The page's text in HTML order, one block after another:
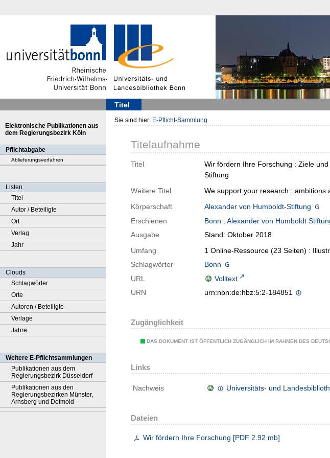
Titel
Elektronische Publikationen aus
dem Regierungsbezirk Köln
Pflichtabgabe
Ablieferungsverfahren
Listen
Titel
Autor / Beteiligte
Ort
Verlag
Jahr
Clouds
Schlagwörter
Orte
Autoren / Beteiligte
Verlage
Jahre
Weitere E-Pflichtsammlungen
Publikationen aus dem
Regierungsbezirk Düsseldorf
Publikationen aus den
Regierungsbezirken Münster,
Arnsberg und Detmold
Sie sind hier: E-Pflicht-Sammlung
Titelaufnahme
Titel
Wir fördern Ihre Forschung : Ziele
Stiftung
Weitere Titel
We support your research : ambitions
Körperschaft
Alexander von Humboldt-Stiftung
Erschienen
Bonn : Alexander von Humboldt
Ausgabe
Stand: Oktober 2018
Umfang
1 Online-Ressource (23 Seiten) :
Schlagwörter
Bonn
URL
Volltext
URN
urn:nbn:de:hbz:5:2-184851
Zugänglichkeit
DAS DOKUMENT IST ÖFFENTLICH ZUGÄNGLICH IM RAHMEN DES
Links
Nachweis Universitäts- und
Dateien
Wir fördern Ihre Forschung [PDF 2.92 mb]